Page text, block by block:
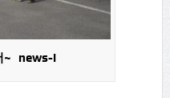
~ news-i